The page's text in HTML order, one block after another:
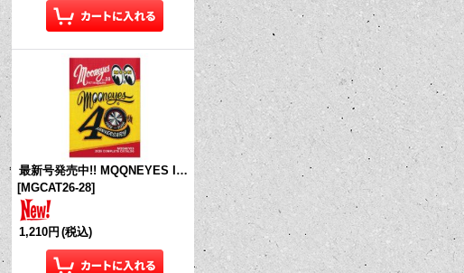
最新号発売中!! MQQNEYES International Magazine No.28 2026
[MGCAT26-28]
1,210円 (税込)